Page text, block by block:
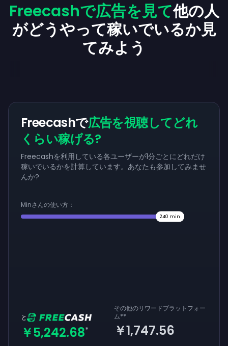
Freecashで広告を見て他の人
がどうやって稼いでいるか見
てみよう
Freecashで広告を視聴してどれ
くらい稼げる?
Freecashを利用している各ユーザーが1分ごとにどれだけ
稼いでいるかを計算しています。あなたも参加してみませ
んか?
Minさんの使い方：
240 min
と
￥5,242.68*
その他のリワードプラットフォー
ム**
￥1,747.56